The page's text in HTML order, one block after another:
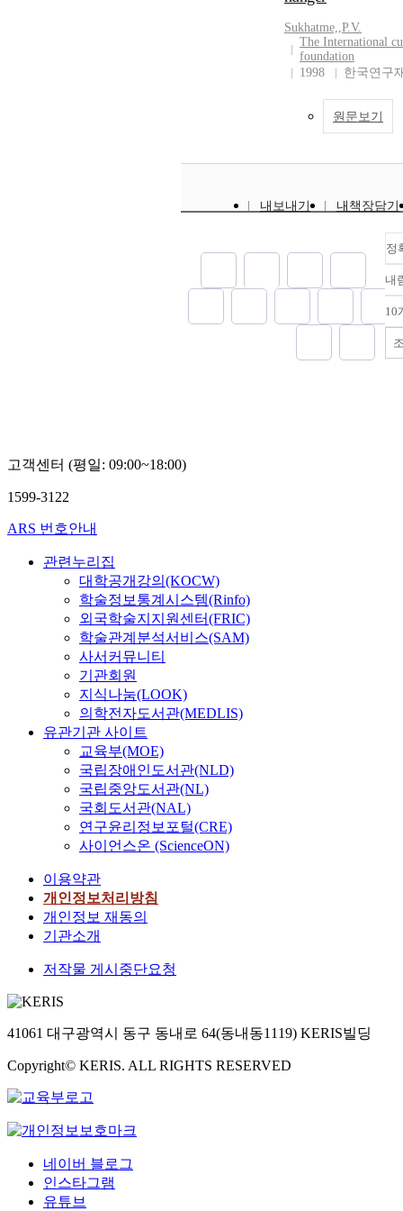
Sukhatme,,P.V.
The International
foundation
1998
한국연구
원문보기
내보내기 내책장담기
정
내
10
고객센터 (평일: 09:00~18:00)
1599-3122
ARS 번호안내
관련누리집
대학공개강의(KOCW)
학술정보통계시스템(Rinfo)
외국학술지지원센터(FRIC)
학술관계분석서비스(SAM)
사서커뮤니티
기관회원
지식나눔(LOOK)
의학전자도서관(MEDLIS)
유관기관 사이트
교육부(MOE)
국립장애인도서관(NLD)
국립중앙도서관(NL)
국회도서관(NAL)
연구윤리정보포털(CRE)
사이언스온 (ScienceON)
이용약관
개인정보처리방침
개인정보 재동의
기관소개
저작물 게시중단요청
41061 대구광역시 동구 동내로 64(동내동1119) KERIS빌딩
Copyright© KERIS. ALL RIGHTS RESERVED
네이버 블로그
인스타그램
유튜브